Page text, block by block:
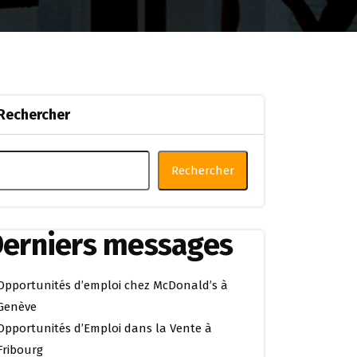
Rechercher
messages
d’emploi chez McDonald’s à
d’Emploi dans la Vente à